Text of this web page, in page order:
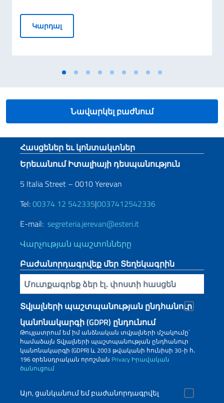
ԿարդալԴեսպան Ալեսսանդրո Ֆերրանտիի
Նավարկել բաժնում
Footer section
Հասցեներ եւ կոնտակտներ
Երեւանում Իտալիայի դեսպանություն
5 Italia Street – 0010 Yerevan
Tel:00374 12 542335|0037412542336
E-mail: segreteria.jerevan@esteri.it
Վարչության պաշտոնները
Բաժանորդագրվեք մեր Տեղեկագրին
Inserisci la tua email
Տվյալների պաշտպանության ընդհանուր
կանոնակարգի (GDPR) ընդունում
Թույլատրում եմ իմ անձնական տվյալների մշակումը՝
համաձայն Տվյալների պաշտպանության ընդհանուր
կանոնակարգի (GDPR) և 2003 թվականի հունիսի 30-ի հ․
196 օրենսդրական որոշման Privacy Իրավական
ծանուցում
Այո, ցանկանում եմ բաժանորդագրվել